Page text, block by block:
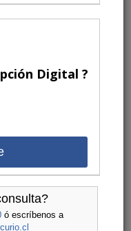
Digital ?
ó escríbenos a